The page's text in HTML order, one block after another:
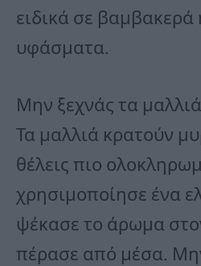
ειδικά σε βαμβακερά
υφάσματα.
Μην ξεχνάς τα
Τα μαλλιά κρατούν
θέλεις πιο
χρησιμοποίησε ένα
ψέκασε το άρωμα
πέρασε από μέσα.